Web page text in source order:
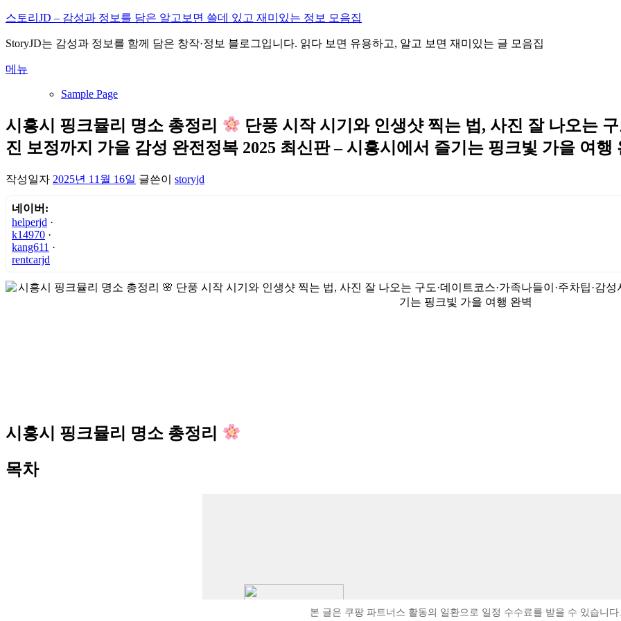
내
으
바
기
스토리JD – 감성과 정보를 담은 알고보면 쓸데 있고 재미있는 정보 모음집
StoryJD는 감성과 정보를 함께 담은 창작·정보 블로그입니다. 읽다 보면 유용하고, 알고 보면 재미있는 글 모음집
메뉴
Sample Page
시흥시 핑크뮬리 명소 총정리
단풍 시작 시기와 인생샷 찍는 법, 사진 잘 나오는
진 보정까지 가을 감성 완전정복 2025 최신판 – 시흥시에서 즐기는 핑크빛 가을 여행
작성일자 2025년 11월 16일 글쓴이 storyjd
네이버:
helperjd ·
k14970 ·
kang611 ·
rentcarjd
시흥시 핑크뮬리 명소 총정리
목차
본 글은 쿠팡 파트너스 활동의 일환으로 일정 수수료를 받을 수 있습니다.